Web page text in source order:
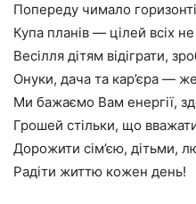
Попереду чимало
Купа планів — цілей всіх не
Весілля дітям відіграти,
Онуки, дача та кар’єра —
Ми бажаємо Вам енергії,
Грошей стільки, що вважати
Дорожити сім’єю, дітьми,
Радіти життю кожен день!